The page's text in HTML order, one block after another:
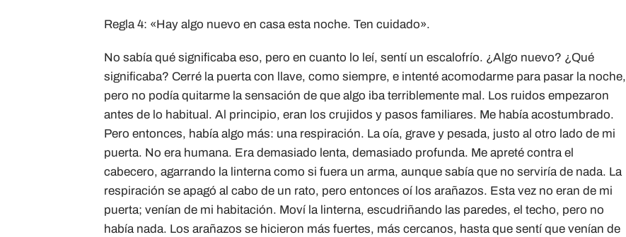
Regla 4: «Hay algo nuevo en casa esta noche. Ten cuidado».
No sabía qué significaba eso, pero en cuanto lo leí, sentí un escalofrío. ¿Algo nuevo? ¿Qué
significaba? Cerré la puerta con llave, como siempre, e intenté acomodarme para pasar la noche,
pero no podía quitarme la sensación de que algo iba terriblemente mal. Los ruidos empezaron
antes de lo habitual. Al principio, eran los crujidos y pasos familiares. Me había acostumbrado.
Pero entonces, había algo más: una respiración. La oía, grave y pesada, justo al otro lado de mi
puerta. No era humana. Era demasiado lenta, demasiado profunda. Me apreté contra el
cabecero, agarrando la linterna como si fuera un arma, aunque sabía que no serviría de nada. La
respiración se apagó al cabo de un rato, pero entonces oí los arañazos. Esta vez no eran de mi
puerta; venían de mi habitación. Moví la linterna, escudriñando las paredes, el techo, pero no
había nada. Los arañazos se hicieron más fuertes, más cercanos, hasta que sentí que venían de